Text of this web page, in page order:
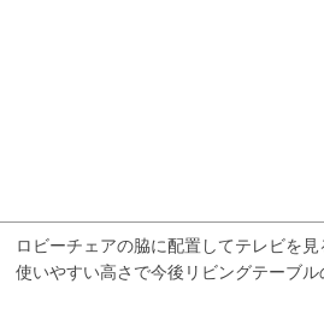
ロビーチェアの脇に配置してテレビを見
使いやすい高さで今後リビングテーブ